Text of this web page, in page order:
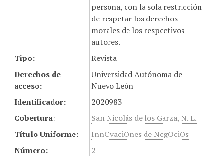
persona, con la sola restricción
de respetar los derechos
morales de los respectivos
autores.
Tipo:
Revista
Derechos de
acceso:
Universidad Autónoma de
Nuevo León
Identificador:
2020983
Cobertura:
San Nicolás de los Garza, N. L.
Título Uniforme:
InnOvaciOnes de NegOciOs
Número:
2